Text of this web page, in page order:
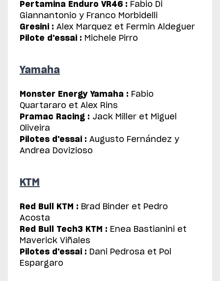
Pertamina Enduro VR46 : Fabio Di
Giannantonio y Franco Morbidelli
Gresini : Alex Marquez et Fermin Aldeguer
Pilote d'essai : Michele Pirro
Yamaha
Monster Energy Yamaha : Fabio
Quartararo et Alex Rins
Pramac Racing : Jack Miller et Miguel
Oliveira
Pilotes d'essai : Augusto Fernández y
Andrea Dovizioso
KTM
Red Bull KTM : Brad Binder et Pedro
Acosta
Red Bull Tech3 KTM : Enea Bastianini et
Maverick Viñales
Pilotes d'essai : Dani Pedrosa et Pol
Espargaro